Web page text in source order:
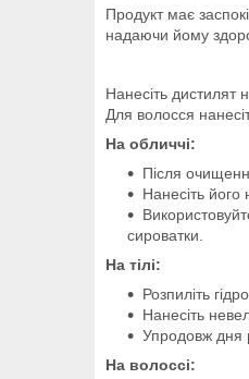
Продукт має
надаючи йому
Нанесіть дистилят
Для волосся
На обличчі:
Після
Нанесіть його
сироватки.
На тілі:
Розпиліть
Нанесіть
Упродовж дня
На волоссі: